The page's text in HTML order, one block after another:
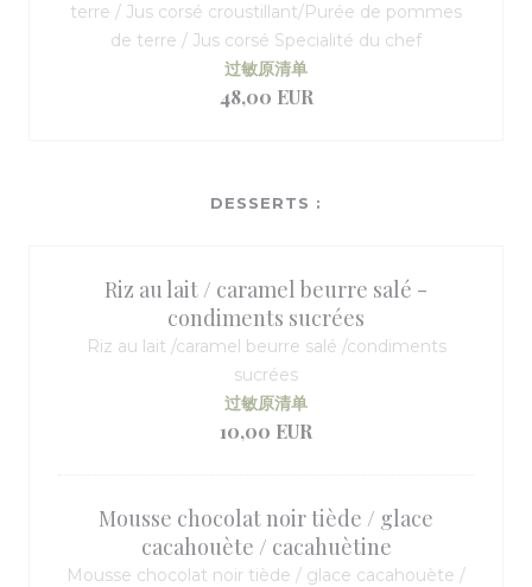
terre / Jus corsé croustillant/Purée de pommes
de terre / Jus corsé Specialité du chef
过敏原清单
48,00 EUR
DESSERTS :
Riz au lait / caramel beurre salé -
condiments sucrées
Riz au lait /caramel beurre salé /condiments
sucrées
过敏原清单
10,00 EUR
Mousse chocolat noir tiède / glace
cacahouète / cacahuètine
Mousse chocolat noir tiède / glace cacahouète /